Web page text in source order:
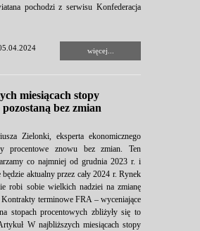
pochodzi z serwisu Konfederacja
więcej...
miesiącach stopy
bez zmian
Zielonki, eksperta ekonomicznego
procentowe znowu bez zmian. Ten
co najmniej od grudnia 2023 r. i
aktualny przez cały 2024 r. Rynek
robi sobie wielkich nadziei na zmianę
terminowe FRA – wyceniające
stopach procentowych zbliżyły się to
W najbliższych miesiącach stopy